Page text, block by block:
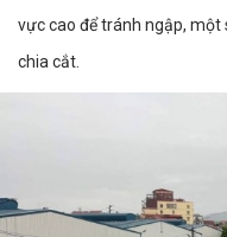
vực cao để tránh ngập, một
chia cắt.